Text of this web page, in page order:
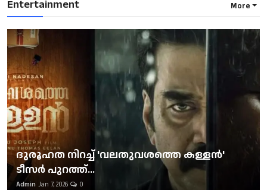
Entertainment More
ദുരൂഹത നിറച്ച് 'വലതുവശത്തെ കള്ളന്‍'
ടീസര്‍ പുറത്ത്...
Admin Jan 7, 2026 0